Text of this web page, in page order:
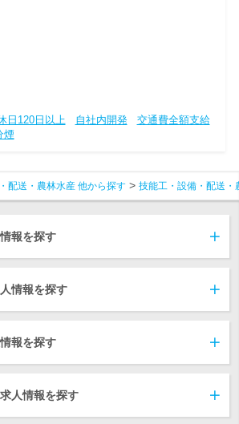
日120日以上 自社内開発
交通費全額支給
煙
配送・農林水産 他から探す 技能工・設備・配送・
報を探す
情報を探す
報を探す
人情報を探す